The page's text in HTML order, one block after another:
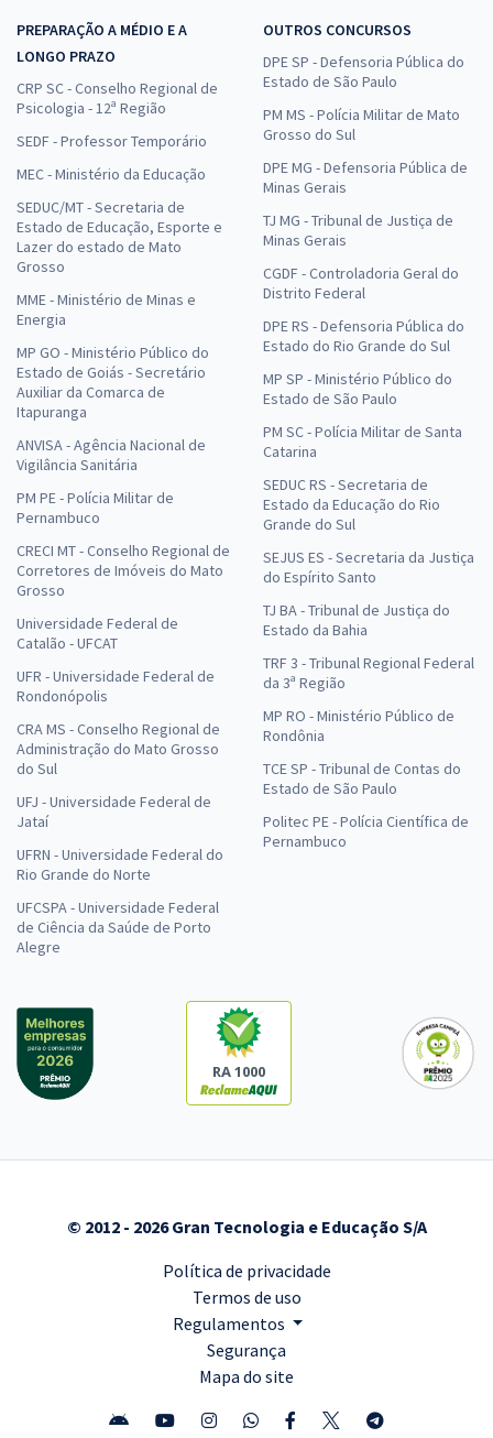
PREPARAÇÃO A MÉDIO E A
LONGO PRAZO
CRP SC - Conselho Regional de
Psicologia - 12ª Região
SEDF - Professor Temporário
MEC - Ministério da Educação
SEDUC/MT - Secretaria de
Estado de Educação, Esporte e
Lazer do estado de Mato
Grosso
MME - Ministério de Minas e
Energia
MP GO - Ministério Público do
Estado de Goiás - Secretário
Auxiliar da Comarca de
Itapuranga
ANVISA - Agência Nacional de
Vigilância Sanitária
PM PE - Polícia Militar de
Pernambuco
CRECI MT - Conselho Regional de
Corretores de Imóveis do Mato
Grosso
Universidade Federal de
Catalão - UFCAT
UFR - Universidade Federal de
Rondonópolis
CRA MS - Conselho Regional de
Administração do Mato Grosso
do Sul
UFJ - Universidade Federal de
Jataí
UFRN - Universidade Federal do
Rio Grande do Norte
UFCSPA - Universidade Federal
de Ciência da Saúde de Porto
Alegre
OUTROS CONCURSOS
DPE SP - Defensoria Pública do
Estado de São Paulo
PM MS - Polícia Militar de Mato
Grosso do Sul
DPE MG - Defensoria Pública de
Minas Gerais
TJ MG - Tribunal de Justiça de
Minas Gerais
CGDF - Controladoria Geral do
Distrito Federal
DPE RS - Defensoria Pública do
Estado do Rio Grande do Sul
MP SP - Ministério Público do
Estado de São Paulo
PM SC - Polícia Militar de Santa
Catarina
SEDUC RS - Secretaria de
Estado da Educação do Rio
Grande do Sul
SEJUS ES - Secretaria da Justiça
do Espírito Santo
TJ BA - Tribunal de Justiça do
Estado da Bahia
TRF 3 - Tribunal Regional Federal
da 3ª Região
MP RO - Ministério Público de
Rondônia
TCE SP - Tribunal de Contas do
Estado de São Paulo
Politec PE - Polícia Científica de
Pernambuco
RA 1000
© 2012 - 2026 Gran Tecnologia e Educação S/A
Política de privacidade
Termos de uso
Regulamentos
Segurança
Mapa do site